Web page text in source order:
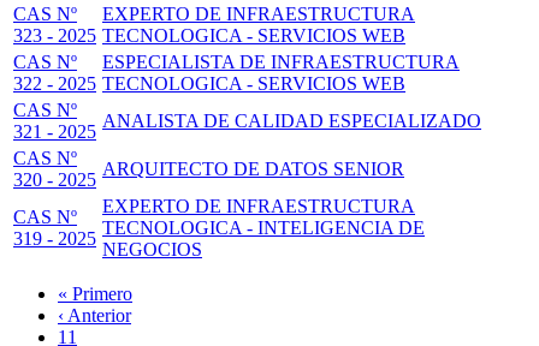
CAS Nº
323 - 2025
EXPERTO DE INFRAESTRUCTURA
TECNOLOGICA - SERVICIOS WEB
CAS Nº
322 - 2025
ESPECIALISTA DE INFRAESTRUCTURA
TECNOLOGICA - SERVICIOS WEB
CAS Nº
321 - 2025
ANALISTA DE CALIDAD ESPECIALIZADO
CAS Nº
320 - 2025
ARQUITECTO DE DATOS SENIOR
CAS Nº
319 - 2025
EXPERTO DE INFRAESTRUCTURA
TECNOLOGICA - INTELIGENCIA DE
NEGOCIOS
Paginación
Primera
página
« Primero
Página
anterior
‹ Anterior
Page
11